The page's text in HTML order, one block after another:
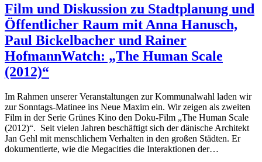
Film und Diskussion zu Stadtplanung und
Öffentlicher Raum mit Anna Hanusch,
Paul Bickelbacher und Rainer
HofmannWatch: „The Human Scale
(2012)“
Im Rahmen unserer Veranstaltungen zur Kommunalwahl laden wir
zur Sonntags-Matinee ins Neue Maxim ein. Wir zeigen als zweiten
Film in der Serie Grünes Kino den Doku-Film „The Human Scale
(2012)“. Seit vielen Jahren beschäftigt sich der dänische Architekt
Jan Gehl mit menschlichem Verhalten in den großen Städten. Er
dokumentierte, wie die Megacities die Interaktionen der…